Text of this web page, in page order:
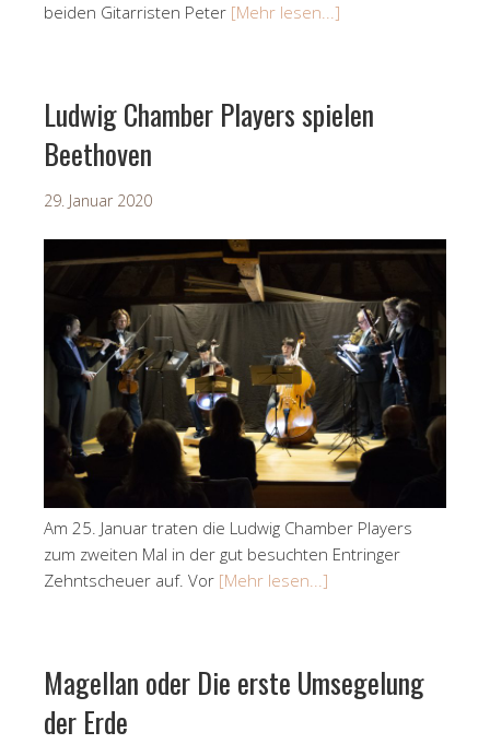
beiden Gitarristen Peter [Mehr lesen...]
Ludwig Chamber Players spielen
Beethoven
29. Januar 2020
Am 25. Januar traten die Ludwig Chamber Players
zum zweiten Mal in der gut besuchten Entringer
Zehntscheuer auf. Vor [Mehr lesen...]
Magellan oder Die erste Umsegelung
der Erde